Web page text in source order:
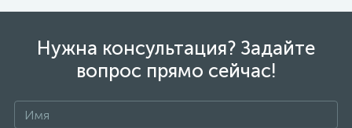
Нужна консультация? Задайте
вопрос прямо сейчас!